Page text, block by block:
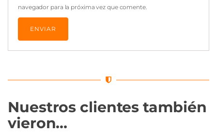
navegador para la próxima vez que comente.
Nuestros clientes también
vieron…